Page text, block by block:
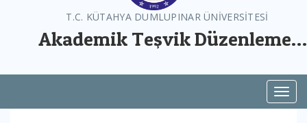
T.C. KÜTAHYA DUMLUPINAR ÜNİVERSİTESİ
Akademik Teşvik Düzenleme,